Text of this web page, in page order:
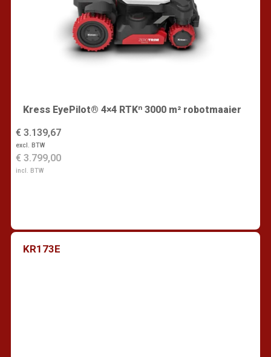
Kress EyePilot® 4×4 RTKⁿ 3000 m² robotmaaier
€ 3.139,67
excl. BTW
€ 3.799,00
incl. BTW
KR173E